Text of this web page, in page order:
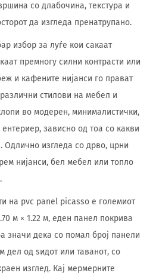
со длабочина, текстура и
да изгледа пренатрупано.
избор за луѓе кои сакаат
премногу силни контрасти или
и кафените нијанси го прават
стилови на мебел и
во модерен, минималистички,
зависно од тоа со какви
Одлично изгледа со дрво, црни
нијанси, бел мебел или топло
на pvc panel picasso е големиот
м × 1.22 м, еден панел покрива
значи дека со помал број панели
дел од ѕидот или таванот, со
изглед. Кај мермерните